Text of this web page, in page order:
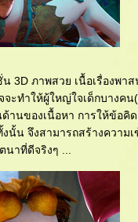
3D ภาพสวย เนื้อเรื่องพา
จะทำให้ผู้ใหญ่ใจเด็กบาง
านของเนื้อหา การให้ข้อ
น จึงสามารถสร้างความ
าที่ดีจริงๆ ...